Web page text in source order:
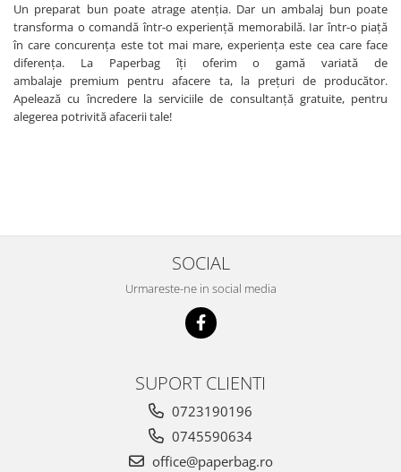
Un preparat bun poate atrage atenția. Dar un ambalaj bun poate
transforma o comandă într-o experiență memorabilă. Iar într-o piață
în care concurența este tot mai mare, experiența este cea care face
diferența. La Paperbag îți oferim o gamă variată de
ambalaje premium pentru afacere ta, la prețuri de producător.
Apelează cu încredere la serviciile de consultanță gratuite, pentru
alegerea potrivită afacerii tale!
SOCIAL
Urmareste-ne in social media
SUPORT CLIENTI
0723190196
0745590634
office@paperbag.ro